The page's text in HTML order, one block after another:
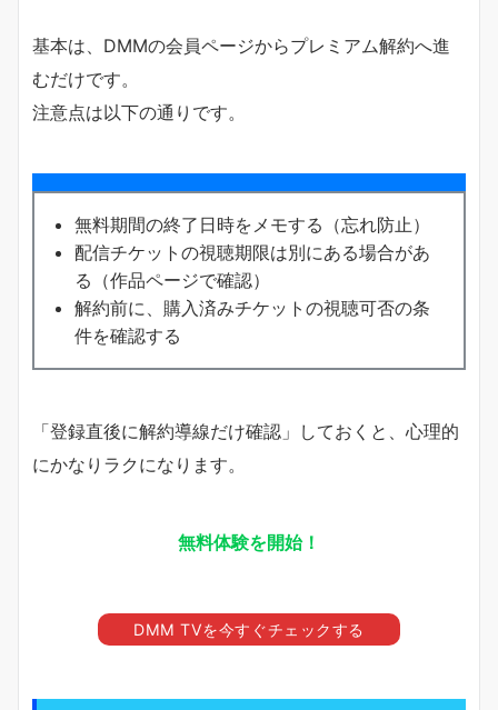
基本は、DMMの会員ページからプレミアム解約へ進
むだけです。
注意点は以下の通りです。
無料期間の終了日時をメモする（忘れ防止）
配信チケットの視聴期限は別にある場合があ
る（作品ページで確認）
解約前に、購入済みチケットの視聴可否の条
件を確認する
「登録直後に解約導線だけ確認」しておくと、心理的
にかなりラクになります。
無料体験を開始！
DMM TVを今すぐチェックする